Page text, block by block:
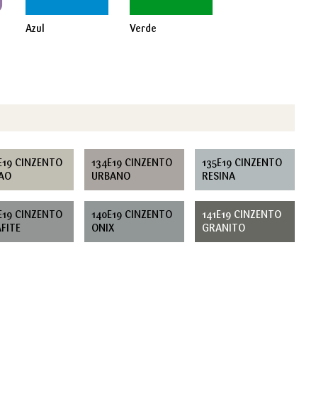
Azul Verde
CINZENTO
134E19 CINZENTO
URBANO
135E19 CINZENTO
RESINA
CINZENTO
140E19 CINZENTO
ONIX
141E19 CINZENTO
GRANITO